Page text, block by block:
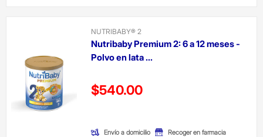
NUTRIBABY® 2
Nutribaby Premium 2: 6 a 12 meses -
Polvo en lata ...
Precio reducido de
$540.00
Envío a domicilio Recoger en farmacia